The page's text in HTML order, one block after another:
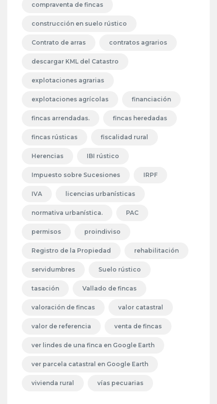
compraventa de fincas
construcción en suelo rústico
Contrato de arras contratos agrarios
descargar KML del Catastro
explotaciones agrarias
explotaciones agrícolas financiación
fincas arrendadas. fincas heredadas
fincas rústicas fiscalidad rural
Herencias IBI rústico
Impuesto sobre Sucesiones IRPF
IVA licencias urbanísticas
normativa urbanística. PAC
permisos proindiviso
Registro de la Propiedad rehabilitación
servidumbres Suelo rústico
tasación Vallado de fincas
valoración de fincas valor catastral
valor de referencia venta de fincas
ver lindes de una finca en Google Earth
ver parcela catastral en Google Earth
vivienda rural vías pecuarias